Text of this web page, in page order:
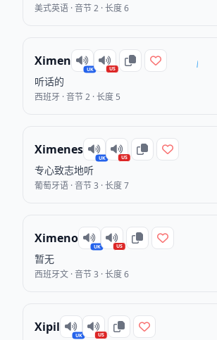
美式英语 · 音节 2 · 长度 6
Ximen
UK US
听话的
西班牙 · 音节 2 · 长度 5
Ximenes
UK US
专心致志地听
葡萄牙语 · 音节 3 · 长度 7
Ximeno
UK US
暂无
西班牙文 · 音节 3 · 长度 6
Xipil
UK US